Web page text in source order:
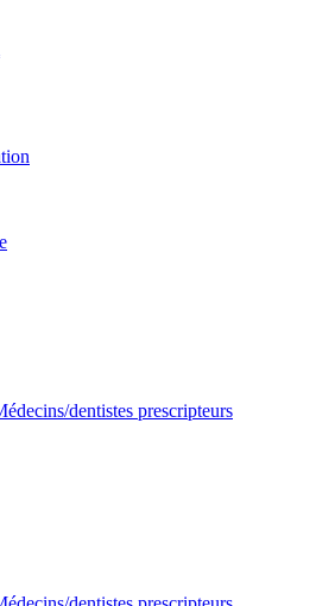
dentistes prescripteurs